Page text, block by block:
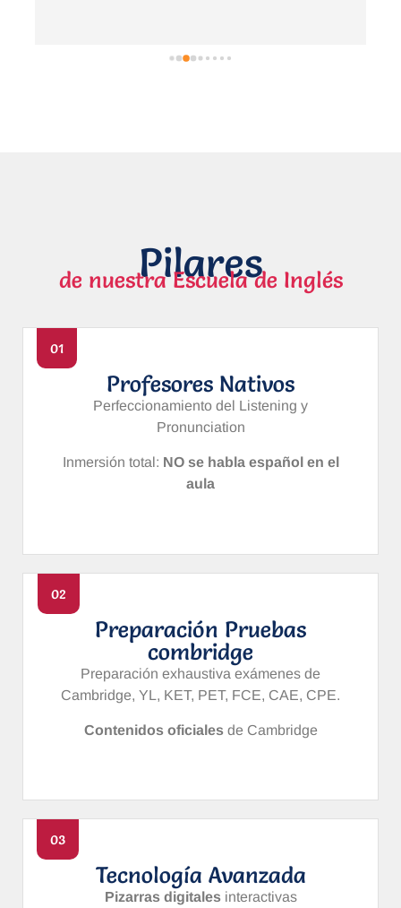
Pilares
de nuestra Escuela de Inglés
01
Profesores Nativos
Perfeccionamiento del Listening y
Pronunciation
Inmersión total: NO se habla español en el
aula
02
Preparación Pruebas
combridge
Preparación exhaustiva exámenes de
Cambridge, YL, KET, PET, FCE, CAE, CPE.
Contenidos oficialesde Cambridge
03
Tecnología Avanzada
Pizarras digitalesinteractivas